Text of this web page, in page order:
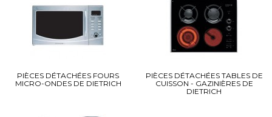
PIÈCES DÉTACHÉES FOURS
MICRO-ONDES DE DIETRICH
PIÈCES DÉTACHÉES TABLES DE
CUISSON - GAZINIÈRES DE
DIETRICH